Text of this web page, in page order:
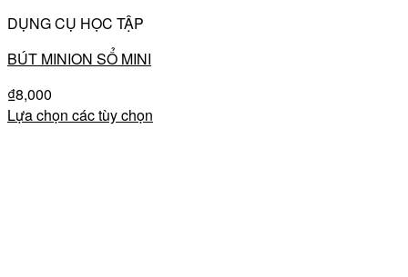
DỤNG CỤ HỌC TẬP
BÚT MINION SỔ MINI
₫8,000
Lựa chọn các tùy chọn